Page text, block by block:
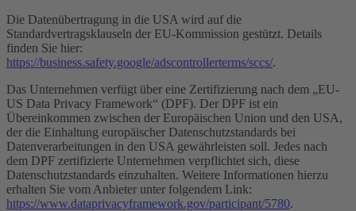
Die Datenübertragung in die USA wird auf die
Standardvertragsklauseln der EU-Kommission gestützt. Details
finden Sie hier:
https://business.safety.google/adscontrollerterms/sccs/.
Das Unternehmen verfügt über eine Zertifizierung nach dem „EU-
US Data Privacy Framework“ (DPF). Der DPF ist ein
Übereinkommen zwischen der Europäischen Union und den USA,
der die Einhaltung europäischer Datenschutzstandards bei
Datenverarbeitungen in den USA gewährleisten soll. Jedes nach
dem DPF zertifizierte Unternehmen verpflichtet sich, diese
Datenschutzstandards einzuhalten. Weitere Informationen hierzu
erhalten Sie vom Anbieter unter folgendem Link:
https://www.dataprivacyframework.gov/participant/5780.